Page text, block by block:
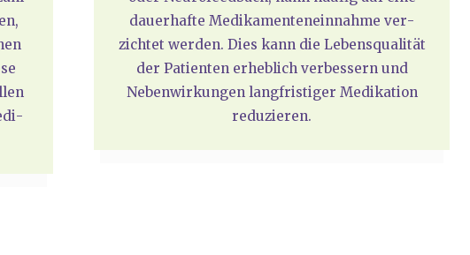
dau­er­haf­te Medi­ka­men­ten­ein­nah­me ver­
zich­tet wer­den. Dies kann die Lebens­qua­li­tät
der Pati­en­ten erheb­lich ver­bes­sern und
Neben­wir­kun­gen lang­fris­ti­ger Medi­ka­ti­on
redu­zie­ren.